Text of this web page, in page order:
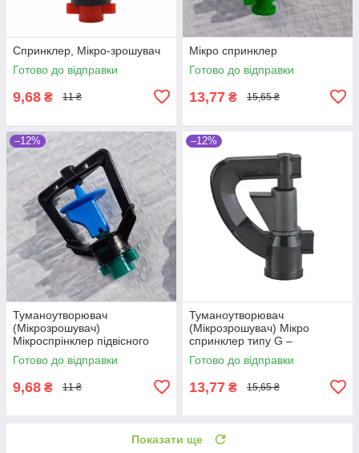
Спринклер, Мікро-зрошувач
Готово до відправки
9,68 ₴ 11 ₴
Мікро спринклер
Готово до відправки
13,77 ₴ 15,65 ₴
–12%
Туманоутворювач
(Мікрозрошувач)
Мікроспрінклер підвісного
типу
Готово до відправки
9,68 ₴ 11 ₴
–12%
Туманоутворювач
(Мікрозрошувач) Мікро
спринклер типу G –
трикутний поворотний.
Готово до відправки
13,77 ₴ 15,65 ₴
Показати ще